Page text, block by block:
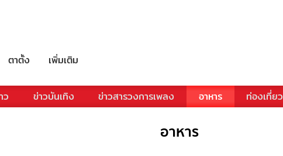
ตาตั้ง เพิ่มเติม
ว ข่าวบันเทิง ข่าวสารวงการเพลง อาหาร ท่องเที่ยว
อาหาร